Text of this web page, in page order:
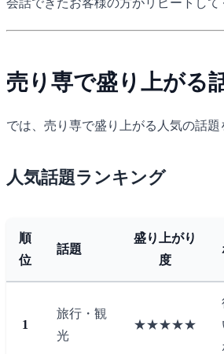
売り専で盛り上がる
では、売り専で盛り上がる人気の話題
人気話題ランキング
順
位
話題
盛り上がり
度
1
旅行・観
光
★★★★★